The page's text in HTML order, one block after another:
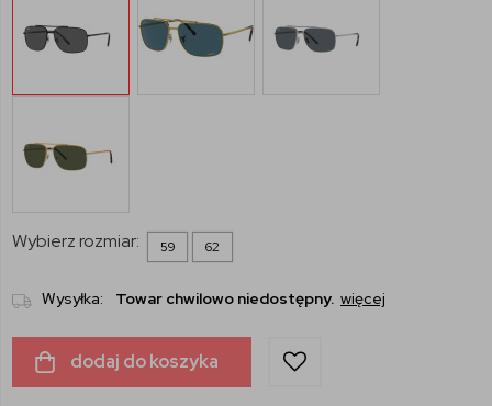
Wybierz rozmiar: 59 62
Wysyłka: Towar chwilowo niedostępny. więcej
dodaj do koszyka